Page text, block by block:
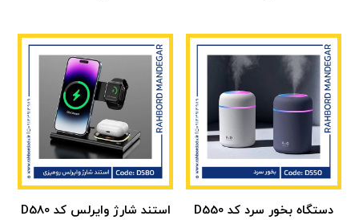
دستگاه بخور سرد کد D550 استند شارژ وایرلس کد D580